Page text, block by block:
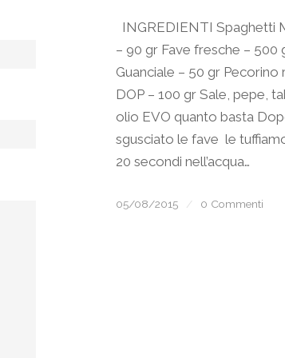
INGREDIENTI Spaghetti
– 90 gr Fave fresche – 500
Guanciale – 50 gr Pecorino
DOP – 100 gr Sale, pepe,
olio EVO quanto basta
sgusciato le fave le
20 secondi nell’acqua…
05/08/2015 / 0 Commenti